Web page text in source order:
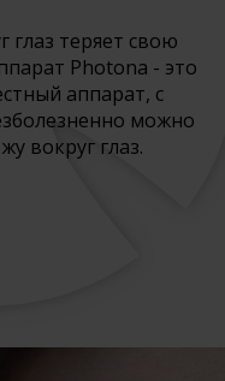
глаз теряет свою
Photona - это
аппарат, с
можно
вокруг глаз.